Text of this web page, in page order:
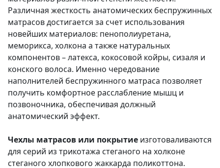
Различная жесткость анатомических беспружинных
матрасов достигается за счет использования
новейших материалов: пенополиуретана,
меморикса, холкона а также натуральных
компонентов – латекса, кокосовой койры, сизаля и
конского волоса. Именно чередование
наполнителей беспружинного матраса позволяет
получить комфортное расслабление мышц и
позвоночника, обеспечивая должный
анатомический эффект.
Чехлы матрасов или покрытие изготоваливаются
для серий из трикотажа стеганого на холконе
стеганого хлопкового жаккарда поликоттона.